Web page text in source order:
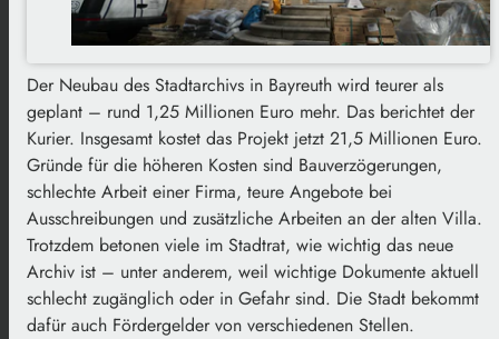
Der Neubau des Stadtarchivs in Bayreuth wird teurer als
geplant – rund 1,25 Millionen Euro mehr. Das berichtet der
Kurier. Insgesamt kostet das Projekt jetzt 21,5 Millionen Euro.
Gründe für die höheren Kosten sind Bauverzögerungen,
schlechte Arbeit einer Firma, teure Angebote bei
Ausschreibungen und zusätzliche Arbeiten an der alten Villa.
Trotzdem betonen viele im Stadtrat, wie wichtig das neue
Archiv ist – unter anderem, weil wichtige Dokumente aktuell
schlecht zugänglich oder in Gefahr sind. Die Stadt bekommt
dafür auch Fördergelder von verschiedenen Stellen.